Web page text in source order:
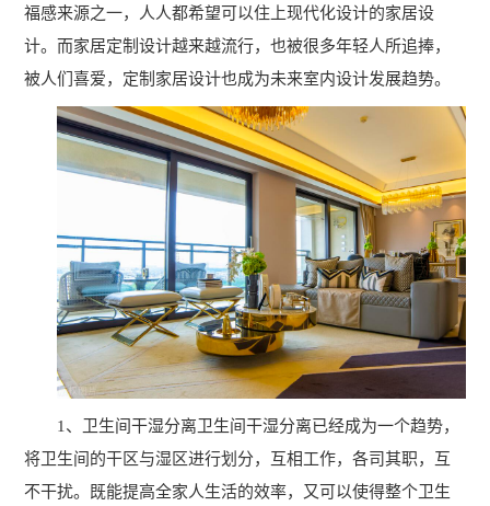
司
简
介
校
园
文
师
资
团
队
新
闻
动
态
程
系
家
设
计
家
具
拆
校
园
环
境
实
训
环
境
生
学
员
风
福感来源之一，人人都希望可以住上现代化设计的家居设
计。而家居定制设计越来越流行，也被很多年轻人所追捧，
被人们喜爱，定制家居设计也成为未来室内设计发展趋势。
1、卫生间干湿分离卫生间干湿分离已经成为一个趋势，
将卫生间的干区与湿区进行划分，互相工作，各司其职，互
不干扰。既能提高全家人生活的效率，又可以使得整个卫生